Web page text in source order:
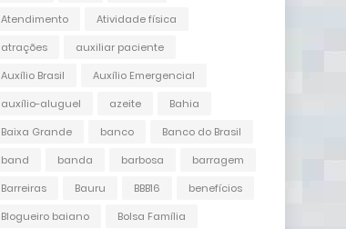
Atendimento
Atividade física
atrações
auxiliar paciente
Auxílio Brasil
Auxílio Emergencial
auxílio-aluguel
azeite
Bahia
Baixa Grande
banco
Banco do Brasil
band
banda barbosa
barragem
Barreiras
Bauru BBB16
benefícios
Blogueiro baiano
Bolsa Família